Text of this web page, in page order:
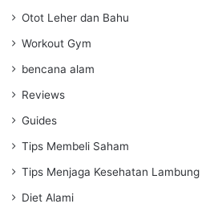
Otot Leher dan Bahu
Workout Gym
bencana alam
Reviews
Guides
Tips Membeli Saham
Tips Menjaga Kesehatan Lambung
Diet Alami